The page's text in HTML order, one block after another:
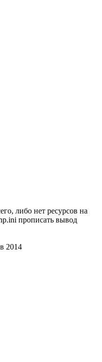
либо нет ресурсов на
прописать вывод
2014